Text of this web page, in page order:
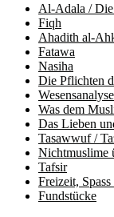
Al-Adala /
Fiqh
Ahadith al-
Fatawa
Nasiha
Die Pflichten
Was dem
Das Lieben
Tasawwuf /
Nichtmuslime
Tafsir
Freizeit,
Fundstücke